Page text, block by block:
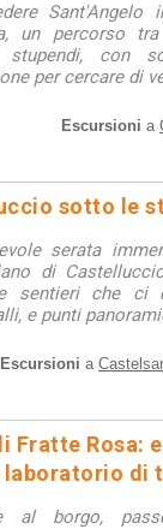
Sant'Angelo
un percorso
stupendi, con
per cercare di
Escursioni a
sotto le
serata
di
sentieri che ci
e punti
Escursioni a
Fratte Rosa:
laboratorio di
al borgo,